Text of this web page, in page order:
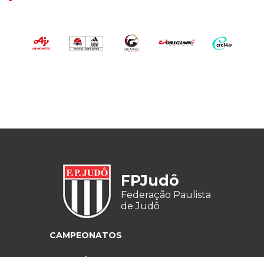
FPJudô
Federação Paulista
de Judô
CAMPEONATOS